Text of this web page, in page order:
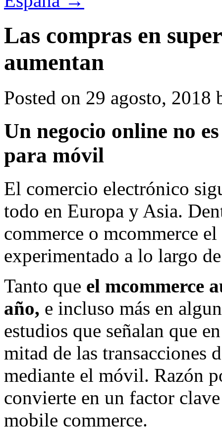
Las compras en
aumentan
Posted on 29 agosto, 2018
Un negocio online no
para móvil
El comercio electrónico
todo en Europa y Asia.
commerce o mcommerce
experimentado a lo largo
Tanto que el mcommerce
año, e incluso más en
estudios que señalan que
mitad de las transacciones
mediante el móvil. Razón
convierte en un factor
mobile commerce.